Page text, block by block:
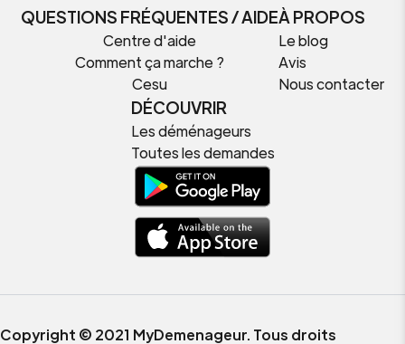
QUESTIONS FRÉQUENTES / AIDE
Centre d'aide
Comment ça marche ?
Cesu
À PROPOS
Le blog
Avis
Nous contacter
DÉCOUVRIR
Les déménageurs
Toutes les demandes
Copyright © 2021 MyDemenageur. Tous droits